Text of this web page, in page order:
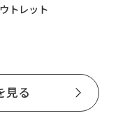
トレット
見る